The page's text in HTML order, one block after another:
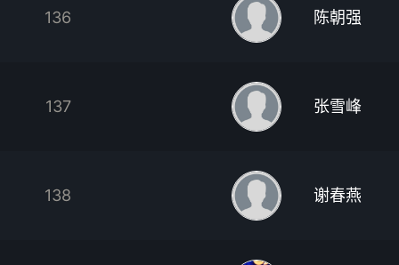
136 陈朝强
137 张雪峰
138 谢春燕